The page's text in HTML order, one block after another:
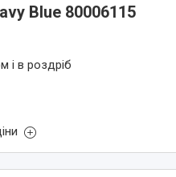
Blue 80006115
і в роздріб